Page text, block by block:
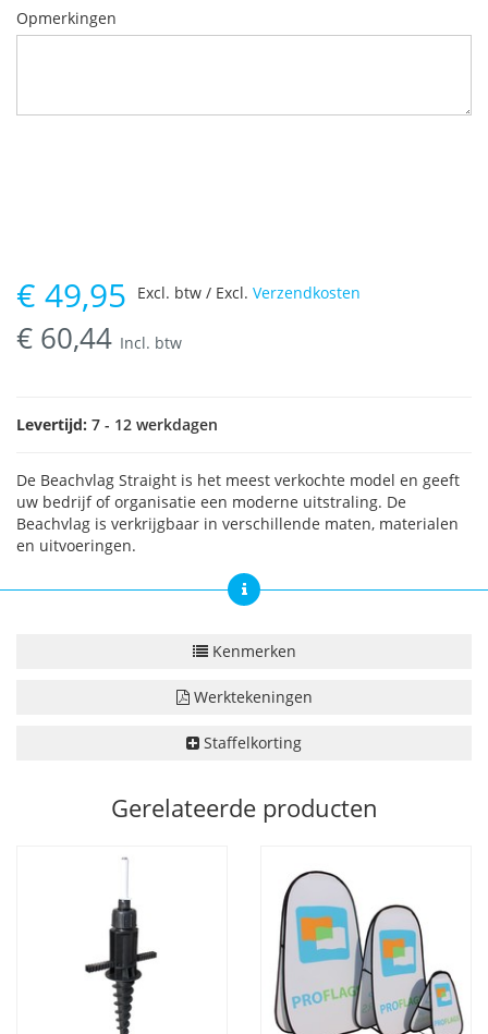
Opmerkingen
€ 49,95
€ 60,44 Incl. btw
Excl. btw / Excl. Verzendkosten
Levertijd: 7 - 12 werkdagen
De Beachvlag Straight is het meest verkochte model en geeft
uw bedrijf of organisatie een moderne uitstraling. De
Beachvlag is verkrijgbaar in verschillende maten, materialen
en uitvoeringen.
Kenmerken
Werktekeningen
Staffelkorting
Gerelateerde producten